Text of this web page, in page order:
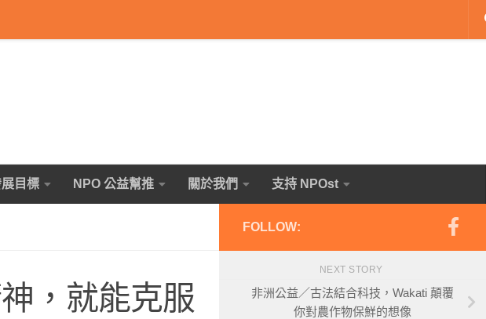
目標 NPO 公益幫推 關於我們 支持 NPOst
，就能克服
FOLLOW:
NEXT STORY
非洲公益／古法結合科技，Wakati 顛覆
你對農作物保鮮的想像